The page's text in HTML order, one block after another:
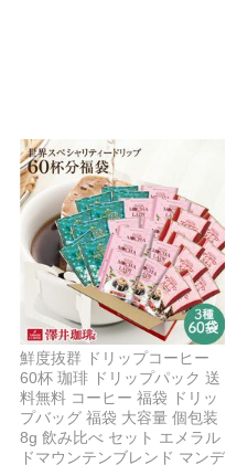
鮮度抜群 ドリップコーヒー
60杯 珈琲 ドリップパック 送
料無料 コーヒー 福袋 ドリッ
プバッグ 福袋 大容量 個包装
8g 飲み比べ セット エメラル
ドマウンテンブレンド マンデ